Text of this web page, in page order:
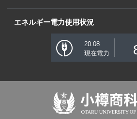
エネルギー電力使用状況
20:08
現在電力